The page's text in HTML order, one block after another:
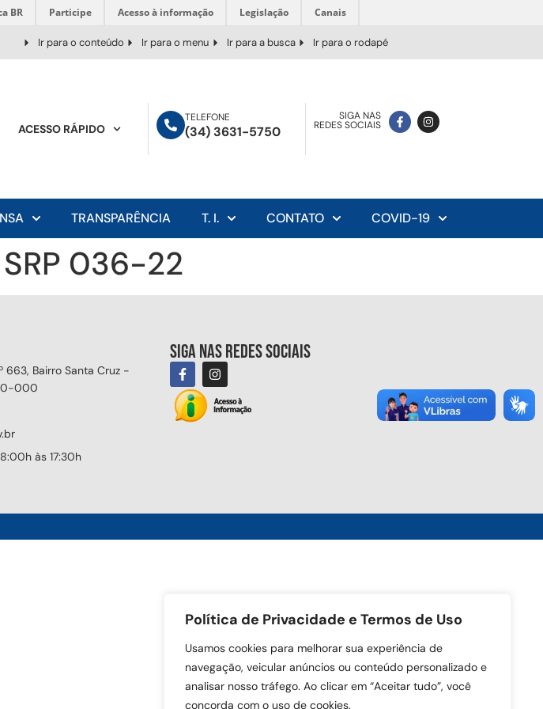
Política de Privacidade e Termos de Uso
Usamos cookies para melhorar sua experiência de
navegação, veicular anúncios ou conteúdo personalizado e
analisar nosso tráfego. Ao clicar em “Aceitar tudo”, você
concorda com o uso de cookies.
BR Participe Acesso à informação Legislação Canais
Ir para o conteúdo Ir para o menu Ir para a busca Ir para o rodapé
ACESSO RÁPIDO
TELEFONE
(34) 3631-5750
SIGA NAS
REDES SOCIAIS
TRANSPARÊNCIA T. I. CONTATO COVID-19
SRP 036-22
663, Bairro Santa Cruz -
000
às 17:30h
Siga nas redes sociais